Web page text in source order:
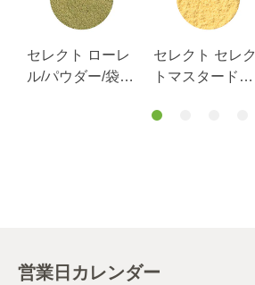
セレクト ローレ
ル/パウダー/袋
セレクト セレク
トマスタードマ
袋1ｋg
営業日カレンダー